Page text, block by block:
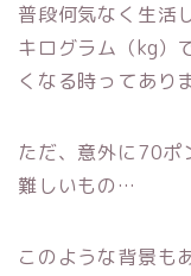
普段何気なく生活
キログラム（kg）
くなる時ってあり
ただ、意外に70ポ
難しいもの…
このような背景も